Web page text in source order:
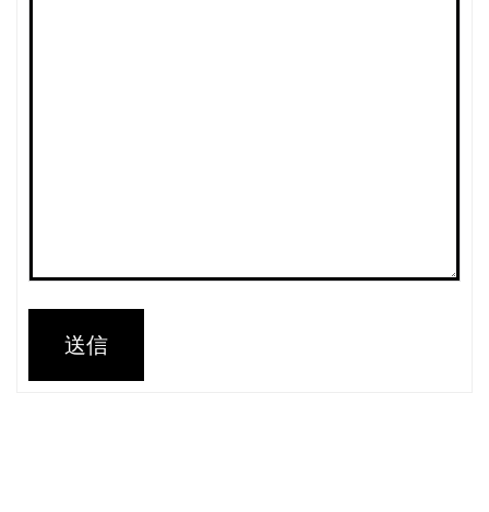
送信